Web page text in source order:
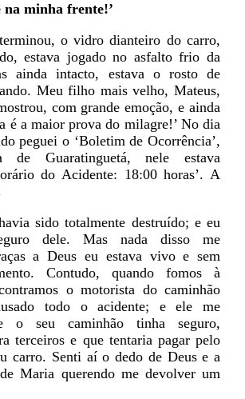
na minha frente!’
o vidro dianteiro do carro,
estava jogado no asfalto frio da
ainda intacto, estava o rosto de
Meu filho mais velho, Mateus,
com grande emoção, e ainda
é a maior prova do milagre!’ No dia
peguei o ‘Boletim de Ocorrência’,
de Guaratinguetá, nele estava
do Acidente: 18:00 horas’. A
sido totalmente destruído; e eu
dele. Mas nada disso me
a Deus eu estava vivo e sem
Contudo, quando fomos à
o motorista do caminhão
todo o acidente; e ele me
o seu caminhão tinha seguro,
terceiros e que tentaria pagar pelo
carro. Senti aí o dedo de Deus e a
Maria querendo me devolver um